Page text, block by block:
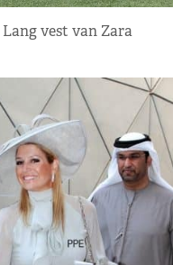
Lang vest van Zara